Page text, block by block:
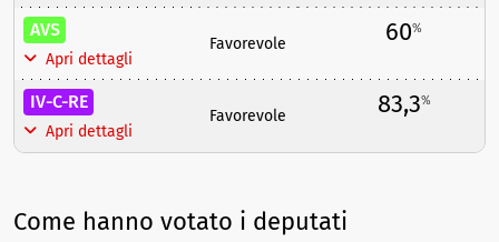
AVS
Apri dettagli
Favorevole 60%
IV-C-RE
Apri dettagli
Favorevole 83,3%
Come hanno votato i deputati